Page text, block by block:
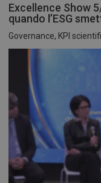
Excellence Show
quando l’ESG
Governance, KPI